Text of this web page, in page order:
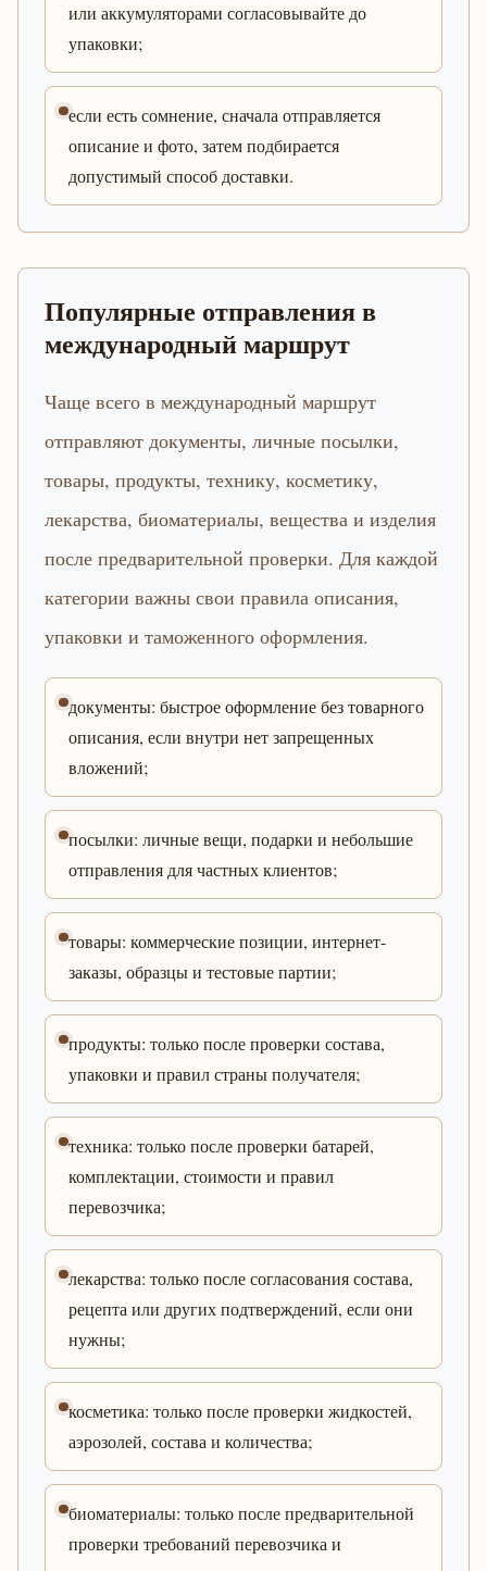
или аккумуляторами согласовывайте до
упаковки;
если есть сомнение, сначала отправляется
описание и фото, затем подбирается
допустимый способ доставки.
Популярные отправления в
международный маршрут
Чаще всего в международный маршрут
отправляют документы, личные посылки,
товары, продукты, технику, косметику,
лекарства, биоматериалы, вещества и изделия
после предварительной проверки. Для каждой
категории важны свои правила описания,
упаковки и таможенного оформления.
документы: быстрое оформление без товарного
описания, если внутри нет запрещенных
вложений;
посылки: личные вещи, подарки и небольшие
отправления для частных клиентов;
товары: коммерческие позиции, интернет-
заказы, образцы и тестовые партии;
продукты: только после проверки состава,
упаковки и правил страны получателя;
техника: только после проверки батарей,
комплектации, стоимости и правил
перевозчика;
лекарства: только после согласования состава,
рецепта или других подтверждений, если они
нужны;
косметика: только после проверки жидкостей,
аэрозолей, состава и количества;
биоматериалы: только после предварительной
проверки требований перевозчика и